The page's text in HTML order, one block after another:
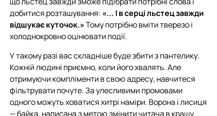
добитися розташування: «... І в серці льстец завжди
відшукає куточок.»Тому потрібно вміти тверезо і
холоднокровно оцінювати події.
У такому разі вас складніше буде збити з пантелику.
Кожній людині приємно, коли його хвалять. Але
отримуючи компліменти в свою адресу, навчитеся
фільтрувати почуте. За улесливими промовами
одного можуть ховатися хитрі наміри. Ворона і лисиця
— байка, написана з метою змінити читача в кращу